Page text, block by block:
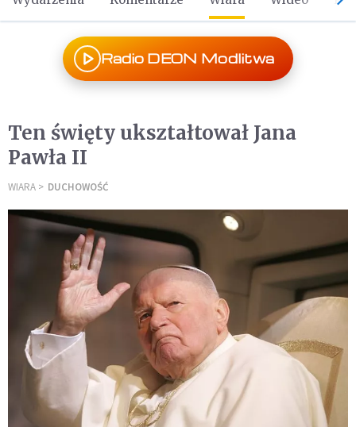
Radio DEON Modlitwa
Ten święty ukształtował Jana
Pawła II
WIARA DUCHOWOŚĆ